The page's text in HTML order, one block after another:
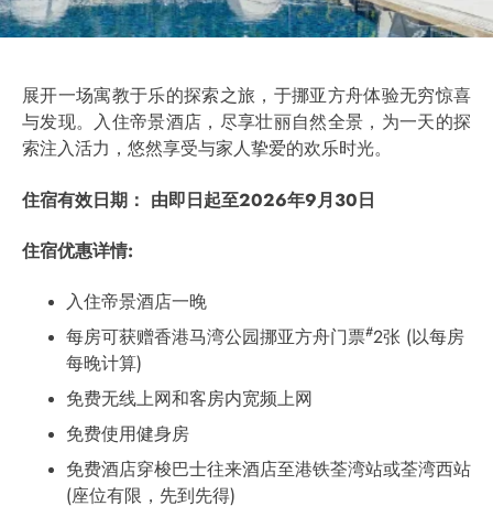
展开一场寓教于乐的探索之旅，于挪亚方舟体验无穷惊喜
与发现。入住帝景酒店，尽享壮丽自然全景，为一天的探
索注入活力，悠然享受与家人挚爱的欢乐时光。
住宿有效日期： 由即日起至2026年9 月 30 日
住宿优惠详情:
入住帝景酒店一晚
每房可获赠香港马湾公园挪亚方舟门票#2张 (以每房
每晚计算)
免费无线上网和客房内宽频上网
免费使用健身房
免费酒店穿梭巴士往来酒店至港铁荃湾站或荃湾西站
(座位有限，先到先得)